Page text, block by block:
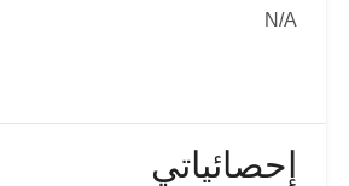
N/A
إحصائياتي